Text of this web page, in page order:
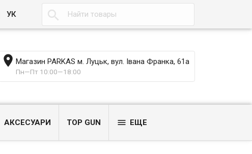
УК 
 Магазин PARKAS м. Луцьк, вул. Івана Франка, 61а
Пн—Пт 10:00—18:00
АКСЕСУАРИ TOP GUN  ЕЩЕ